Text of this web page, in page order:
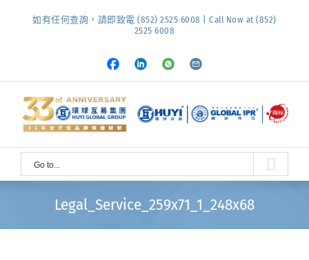
如有任何查詢，請即致電 (852) 2525 6008 | Call Now at (852)
2525 6008
Facebook
LinkedInWhatsapp
Email
Go to...
Legal_Service_259x71_1_248x68